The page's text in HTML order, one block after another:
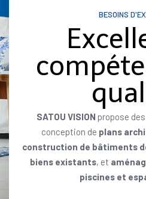
BESOINS
SATOU VISION propose
conception de plans
construction de bâtiments
biens existants, et
piscines et